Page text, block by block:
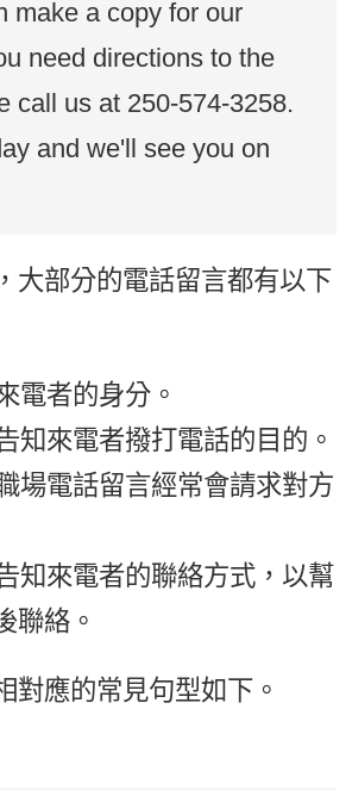
make a copy for our
need directions to the
call us at 250-574-3258.
and we'll see you on
大部分的電話留言都有以下
電者的身分。
知來電者撥打電話的目的。
場電話留言經常會請求對方
知來電者的聯絡方式，以幫
聯絡。
對應的常見句型如下。